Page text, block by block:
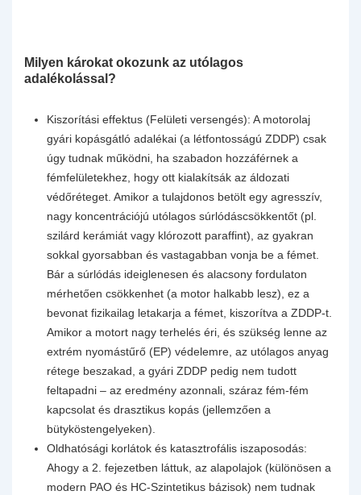
Milyen károkat okozunk az utólagos
adalékolással?
Kiszorítási effektus (Felületi versengés): A motorolaj
gyári kopásgátló adalékai (a létfontosságú ZDDP) csak
úgy tudnak működni, ha szabadon hozzáférnek a
fémfelületekhez, hogy ott kialakítsák az áldozati
védőréteget. Amikor a tulajdonos betölt egy agresszív,
nagy koncentrációjú utólagos súrlódáscsökkentőt (pl.
szilárd kerámiát vagy klórozott paraffint), az gyakran
sokkal gyorsabban és vastagabban vonja be a fémet.
Bár a súrlódás ideiglenesen és alacsony fordulaton
mérhetően csökkenhet (a motor halkabb lesz), ez a
bevonat fizikailag letakarja a fémet, kiszorítva a ZDDP-t.
Amikor a motort nagy terhelés éri, és szükség lenne az
extrém nyomástűrő (EP) védelemre, az utólagos anyag
rétege beszakad, a gyári ZDDP pedig nem tudott
feltapadni – az eredmény azonnali, száraz fém-fém
kapcsolat és drasztikus kopás (jellemzően a
bütyköstengelyeken).
Oldhatósági korlátok és katasztrofális iszaposodás:
Ahogy a 2. fejezetben láttuk, az alapolajok (különösen a
modern PAO és HC-Szintetikus bázisok) nem tudnak